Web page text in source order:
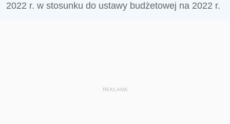
2022 r. w stosunku do ustawy budżetowej na 2022 r.
REKLAMA